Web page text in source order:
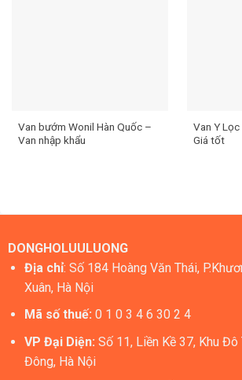
Van bướm Wonil Hàn Quốc –
Van nhập khẩu
Van Y
Giá tốt
DONGHOLUULUONG
Địa chỉ: Số 184 Hoàng Văn Thái,
Xuân, Hà Nội
Mã số thuế: 0 1 0 3 4 6 30 2 4
VP Đại Diện: Số 11, Liền Kề 37, Khu
Đông, Hà Nội